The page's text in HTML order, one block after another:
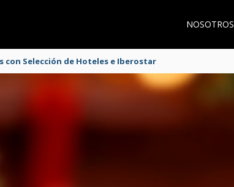
NOSOTROS
con Selección de Hoteles e Iberostar